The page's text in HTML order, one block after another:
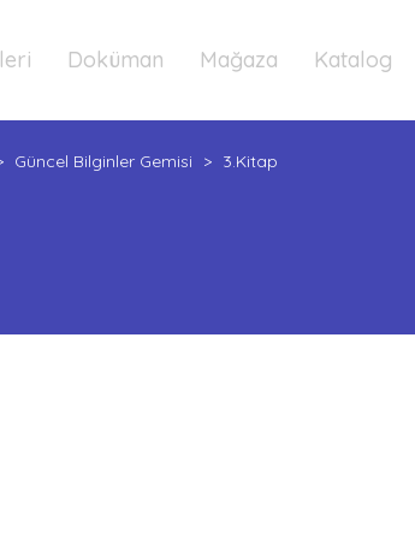
Doküman Mağaza Katalog
Güncel Bilginler Gemisi > 3.Kitap